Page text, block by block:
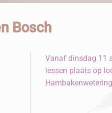
Bosch
Vanaf dinsdag 11
lessen plaats op